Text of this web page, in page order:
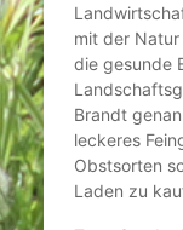
mit der
die gesunde
Brandt
leckeres
Obstsorten
Laden zu